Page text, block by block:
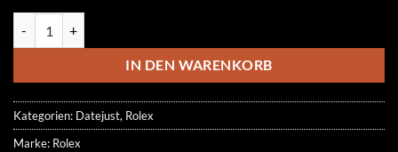
499.00 €249.00 €.
IN DEN WARENKORB
Kategorien: Datejust, Rolex
Marke: Rolex